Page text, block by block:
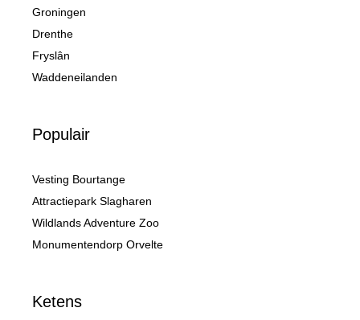
Groningen
Drenthe
Fryslân
Waddeneilanden
Populair
Vesting Bourtange
Attractiepark Slagharen
Wildlands Adventure Zoo
Monumentendorp Orvelte
Ketens